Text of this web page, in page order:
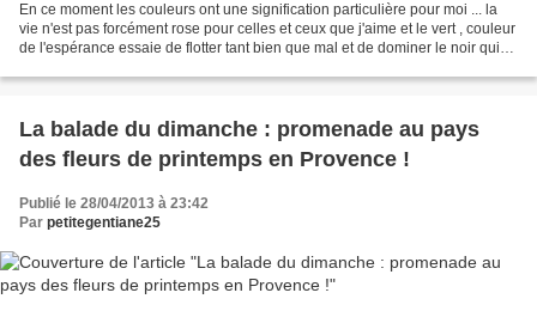
En ce moment les couleurs ont une signification particulière pour moi ... la
vie n'est pas forcément rose pour celles et ceux que j'aime et le vert , couleur
de l'espérance essaie de flotter tant bien que mal et de dominer le noir qui
La balade du dimanche : promenade au pays
des fleurs de printemps en Provence !
Publié le 28/04/2013 à 23:42
Par petitegentiane25